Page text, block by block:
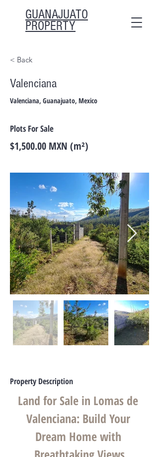
GUANAJUATO
PROPERTY
< Back
Valenciana
Valenciana, Guanajuato, Mexico
Plots For Sale
$1,500.00 MXN (m²)
Property Description
Land for Sale in Lomas de
Valenciana: Build Your
Dream Home with